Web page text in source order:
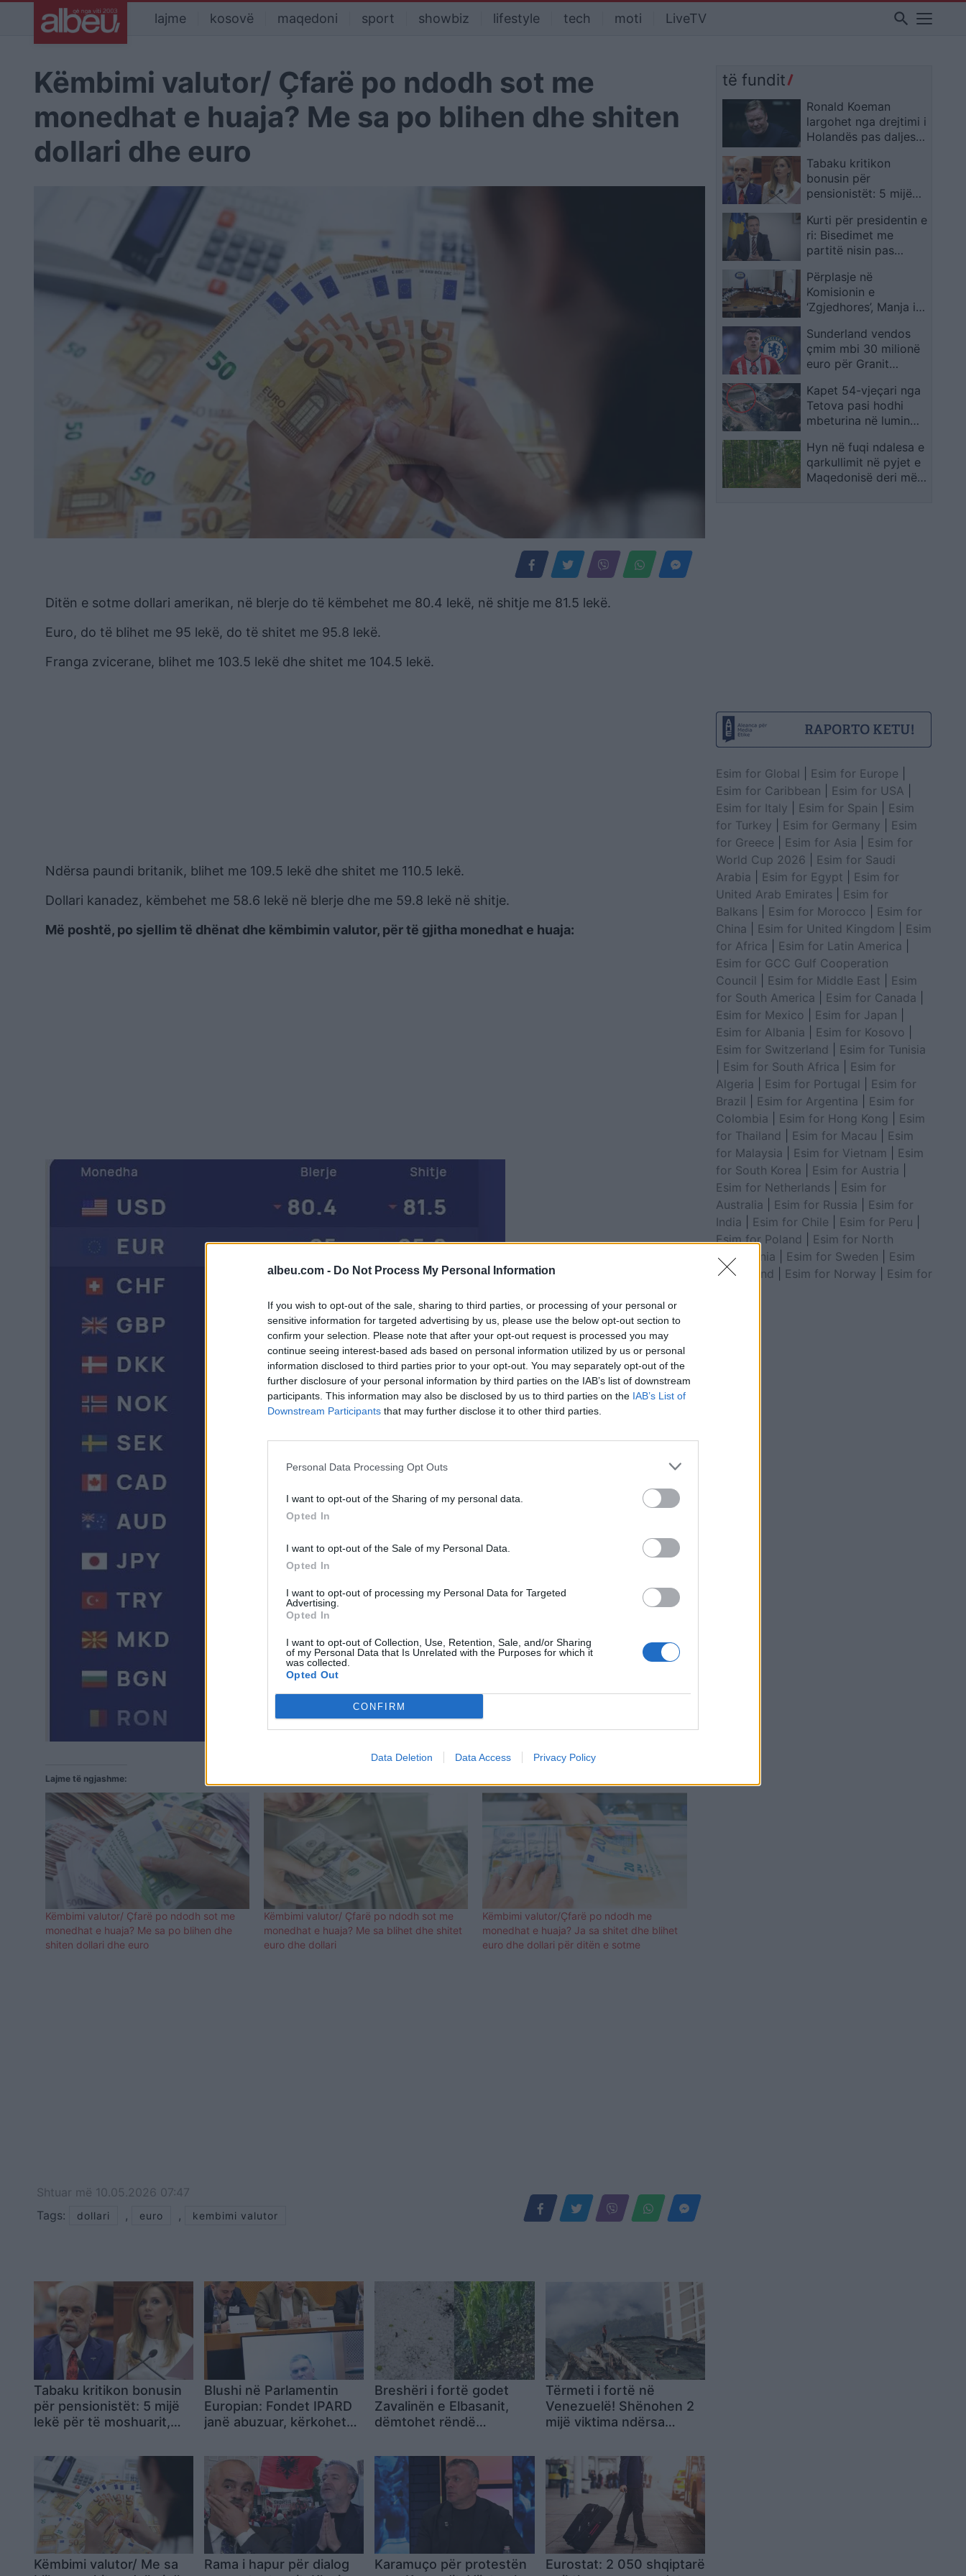
albeu.com - Do Not Process My Personal Information
If you wish to opt-out of the sale, sharing to third parties, or processing of your personal or
sensitive information for targeted advertising by us, please use the below opt-out section to
confirm your selection. Please note that after your opt-out request is processed you may
continue seeing interest-based ads based on personal information utilized by us or personal
information disclosed to third parties prior to your opt-out. You may separately opt-out of the
further disclosure of your personal information by third parties on the IAB’s list of downstream
participants. This information may also be disclosed by us to third parties on the IAB’s List of
Downstream Participants that may further disclose it to other third parties.
Personal Data Processing Opt Outs
I want to opt-out of the Sharing of my personal data.
Opted In
I want to opt-out of the Sale of my Personal Data.
Opted In
I want to opt-out of processing my Personal Data for Targeted
Advertising.
Opted In
I want to opt-out of Collection, Use, Retention, Sale, and/or Sharing
of my Personal Data that Is Unrelated with the Purposes for which it
was collected.
Opted Out
CONFIRM
Data Deletion Data Access Privacy Policy
lajme kosovë maqedoni sport showbiz lifestyle tech moti LiveTV search
Këmbimi valutor/ Çfarë po ndodh sot me
monedhat e huaja? Me sa po blihen dhe shiten
dollari dhe euro
Ditën e sotme dollari amerikan, në blerje do të këmbehet me 80.4 lekë, në shitje me 81.5 lekë.
Euro, do të blihet me 95 lekë, do të shitet me 95.8 lekë.
Franga zvicerane, blihet me 103.5 lekë dhe shitet me 104.5 lekë.
Ndërsa paundi britanik, blihet me 109.5 lekë dhe shitet me 110.5 lekë.
Dollari kanadez, këmbehet me 58.6 lekë në blerje dhe me 59.8 lekë në shitje.
Më poshtë, po sjellim të dhënat dhe këmbimin valutor, për të gjitha monedhat e huaja:
Lajme të ngjashme:
Këmbimi valutor/ Çfarë po ndodh sot me
monedhat e huaja? Me sa po blihen dhe
shiten dollari dhe euro
Këmbimi valutor/ Ҫfarë po ndodh sot me
monedhat e huaja? Me sa blihet dhe shitet
euro dhe dollari
Këmbimi valutor/Çfarë po ndodh me
monedhat e huaja? Ja sa shitet dhe blihet
euro dhe dollari për ditën e sotme
Shtuar më 10.05.2026 07:47
Tags:
dollari , euro , kembimi valutor
Tabaku kritikon bonusin
për pensionistët: 5 mijë
lekë për të moshuarit,
Milot–Balldrenin
Blushi në Parlamentin
Europian: Fondet IPARD
janë abuzuar, kërkohet
Breshëri i fortë godet
Zavalinën e Elbasanit,
dëmtohet rëndë
Tërmeti i fortë në
Venezuelë! Shënohen 2
mijë viktima ndërsa
përhapjes së epidemive
(VIDEO)
Këmbimi valutor/ Me sa
Rama i hapur për dialog
Karamuço për protestën
Eurostat: 2 050 shqiptarë
të fundit
Ronald Koeman
largohet nga drejtimi i
Holandës pas daljes
Tabaku kritikon
bonusin për
pensionistët: 5 mijë
360 milionë euro për
Milot–Balldrenin
Kurti për presidentin e
ri: Bisedimet me
partitë nisin pas
rezultateve
Përplasje në
Komisionin e
‘Zgjedhores’, Manja i
tone të ashpra: Mbylle
gojën o legen, të kam
dëgjuar fort
Sunderland vendos
çmim mbi 30 milionë
euro për Granit
britanike tregon
arsyen e bllokimit të
transferimit
Kapet 54-vjeçari nga
Tetova pasi hodhi
mbeturina në lumin
Hyn në fuqi ndalesa e
qarkullimit në pyjet e
Maqedonisë deri më
Esim for Global Esim for Europe
Esim for Caribbean
Esim for USA
Esim for Italy
Esim for Spain
Esim
for Turkey
Esim for Germany
Esim
for Greece
Esim for Asia
Esim for
World Cup 2026
Esim for Saudi
Arabia
Esim for Egypt
Esim for
United Arab Emirates
Esim for
Balkans
Esim for Morocco
Esim for
China
Esim for United Kingdom
Esim
for Africa
Esim for Latin America
Esim for GCC Gulf Cooperation
Council
Esim for Middle East
Esim
for South America
Esim for Canada
Esim for Mexico
Esim for Japan
Esim for Albania
Esim for Kosovo
Esim for Switzerland
Esim for Tunisia
Esim for South Africa
Esim for
Algeria
Esim for Portugal
Esim for
Brazil
Esim for Argentina
Esim for
Colombia
Esim for Hong Kong
Esim
for Thailand
Esim for Macau
Esim
for Malaysia
Esim for Vietnam
Esim
for South Korea
Esim for Austria
Esim for Netherlands
Esim for
Australia
Esim for Russia
Esim for
India
Esim for Chile Esim for Peru
Esim for Poland
Esim for North
Macedonia
Esim for Sweden
Esim
for Finland
Esim for Norway
Esim for